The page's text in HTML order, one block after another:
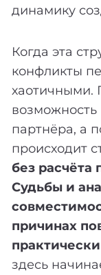
динамику
Когда эта
конфликты
хаотичными.
партнёра, а
происходит
без
Судьбы и
причинах
здесь